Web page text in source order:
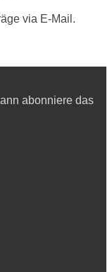
via E-Mail.
abonniere das